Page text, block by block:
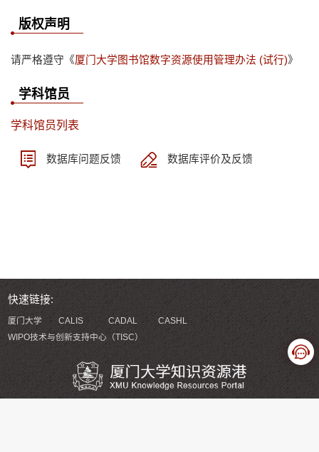
版权声明
请严格遵守《厦门大学图书馆数字资源使用管理办法 (试行)》
学科馆员
学科馆员列表
数据库问题反馈 数据库评价及反馈
快速链接:
厦门大学 CALIS CADAL
CASHL
WIPO技术与创新支持中心（TISC）